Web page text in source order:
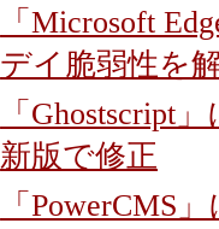
「Microsoft
デイ脆弱性を
「Ghostscript
新版で修正
「PowerCMS